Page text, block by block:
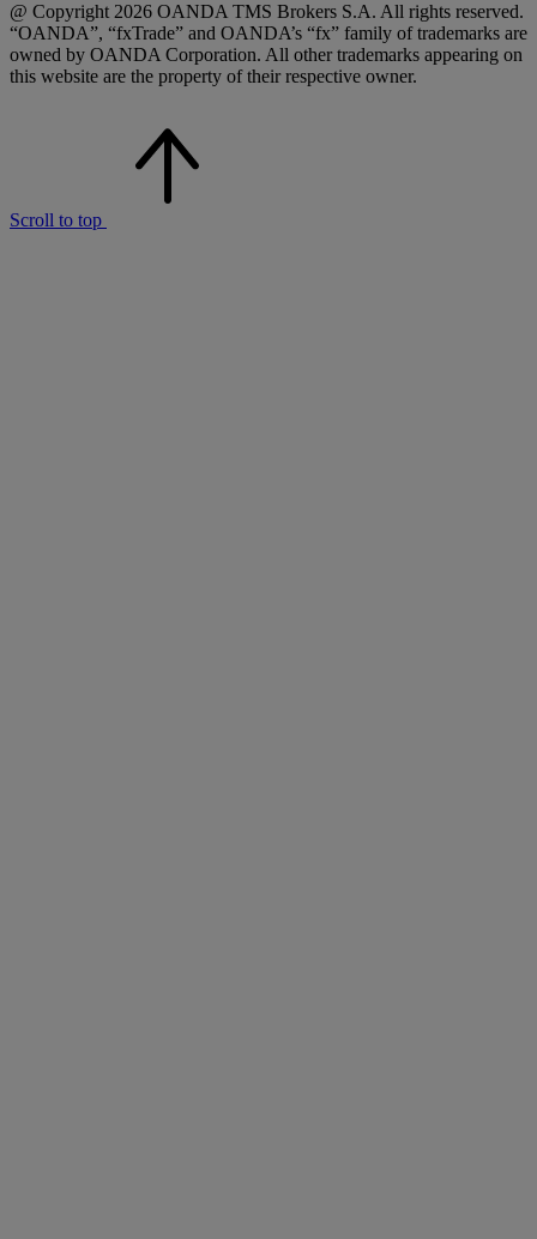
@ Copyright 2026 OANDA TMS Brokers S.A. All rights reserved.
“OANDA”, “fxTrade” and OANDA’s “fx” family of trademarks are
owned by OANDA Corporation. All other trademarks appearing on
this website are the property of their respective owner.
Scroll to top